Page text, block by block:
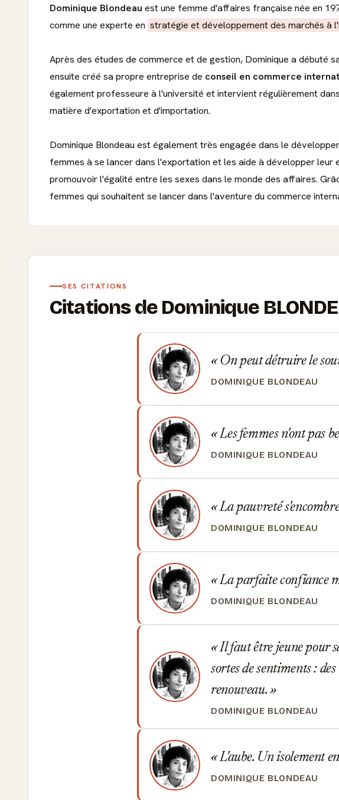
Dominique Blondeau est une femme d'affaires française née en
comme une experte en stratégie et développement des marchés à
Après des études de commerce et de gestion, Dominique a débuté
ensuite créé sa propre entreprise de conseil en commerce
également professeure à l'université et intervient régulièrement
matière d'exportation et d'importation.
Dominique Blondeau est également très engagée dans le
femmes à se lancer dans l'exportation et les aide à développer
promouvoir l'égalité entre les sexes dans le monde des affaires.
femmes qui souhaitent se lancer dans l'aventure du commerce
SES CITATIONS
Citations de Dominique
On peut détruire le
DOMINIQUE BLONDEAU
Les femmes n'ont pas
DOMINIQUE BLONDEAU
La pauvreté
DOMINIQUE BLONDEAU
La parfaite confiance
DOMINIQUE BLONDEAU
Il faut être jeune pour
sortes de sentiments :
renouveau.
DOMINIQUE BLONDEAU
L'aube. Un isolement
DOMINIQUE BLONDEAU